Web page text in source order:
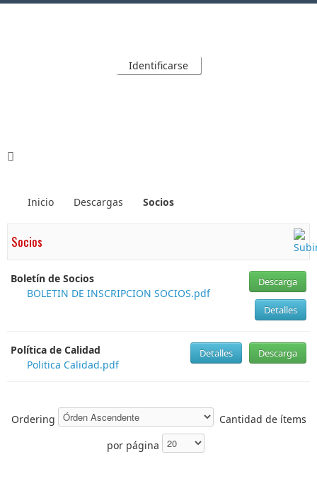
Identificarse
Inicio Descargas Socios
Socios
Boletín de Socios
BOLETIN DE INSCRIPCION SOCIOS.pdf
Descarga
Detalles
Política de Calidad
Politica Calidad.pdf
Descarga
Detalles
Ordering
Cantidad de ítems
por página